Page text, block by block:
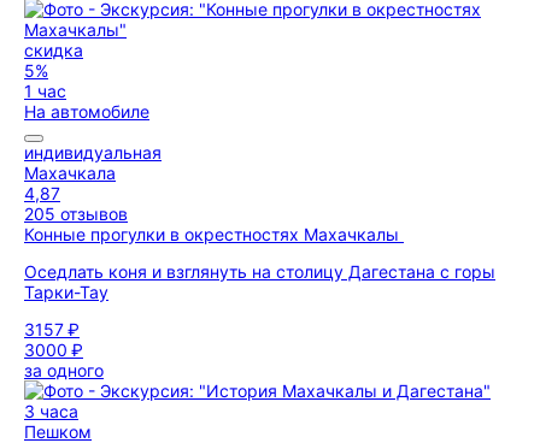
скидка
5%
1 час
На автомобиле
индивидуальная
Махачкала
4,87
205 отзывов
Конные прогулки в окрестностях Махачкалы
Оседлать коня и взглянуть на столицу Дагестана с горы
Тарки-Тау
3157 ₽
3000 ₽
за одного
3 часа
Пешком